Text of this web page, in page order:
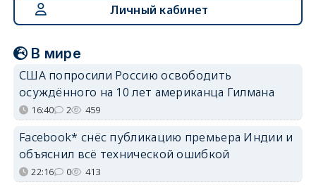
Личный кабинет
В мире
США попросили Россию освободить
осуждённого на 10 лет американца Гилмана
16:40 2 459
Facebook* снёс публикацию премьера Индии и
объяснил всё технической ошибкой
22:16 0 413